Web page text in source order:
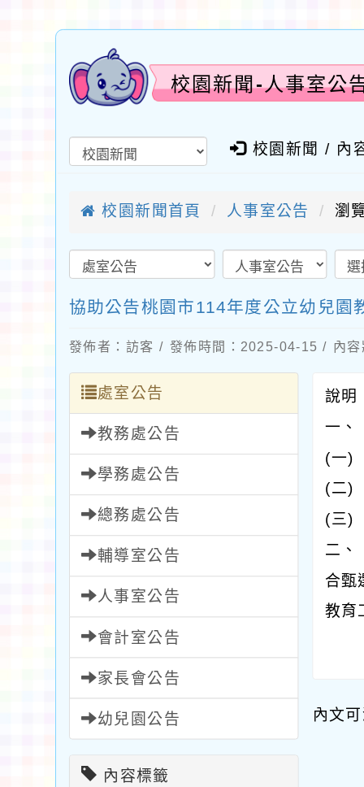
校園新聞-人事室公
校園新聞 / 內
校園新聞首頁 人事室公告 瀏
協助公告桃園市114年度公立幼兒園
發佈者：訪客 / 發佈時間：2025-04-15 / 內容
處室公告
教務處公告
學務處公告
總務處公告
輔導室公告
人事室公告
會計室公告
家長會公告
幼兒園公告
內容標籤
說
一
(一)
(二)
(三)
二、
合甄
教育
內文